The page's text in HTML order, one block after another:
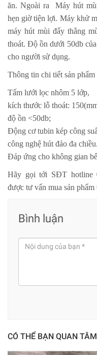
ăn. Ngoài ra
Máy hút
hẹn giờ tiện lợi. Máy khử
máy hút mùi đẩy thẳng
thoát. Độ ồn dưới 50db
cho người sử dụng.
Thông tin chi tiết sản phẩm
Tấm lưới lọc nhôm 5 lớp,
kích thước lỗ thoát:
độ ồn <50db;
Động cơ tubin kép công
công nghệ hút đảo đa chiều.
Đáp ứng cho không gian
Hãy gọi tới SĐT hotline
được tư vấn mua sản phẩm
Bình luận
CÓ THỂ BẠN QUAN TÂM